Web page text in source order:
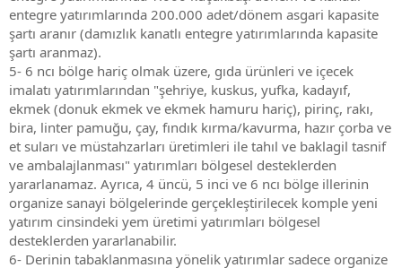
entegre yatırımlarında 200.000 adet/dönem asgari kapasite
şartı aranır (damızlık kanatlı entegre yatırımlarında kapasite
şartı aranmaz).
5- 6 ncı bölge hariç olmak üzere, gıda ürünleri ve içecek
imalatı yatırımlarından "şehriye, kuskus, yufka, kadayıf,
ekmek (donuk ekmek ve ekmek hamuru hariç), pirinç, rakı,
bira, linter pamuğu, çay, fındık kırma/kavurma, hazır çorba ve
et suları ve müstahzarları üretimleri ile tahıl ve baklagil tasnif
ve ambalajlanması" yatırımları bölgesel desteklerden
yararlanamaz. Ayrıca, 4 üncü, 5 inci ve 6 ncı bölge illerinin
organize sanayi bölgelerinde gerçekleştirilecek komple yeni
yatırım cinsindeki yem üretimi yatırımları bölgesel
desteklerden yararlanabilir.
6- Derinin tabaklanmasına yönelik yatırımlar sadece organize